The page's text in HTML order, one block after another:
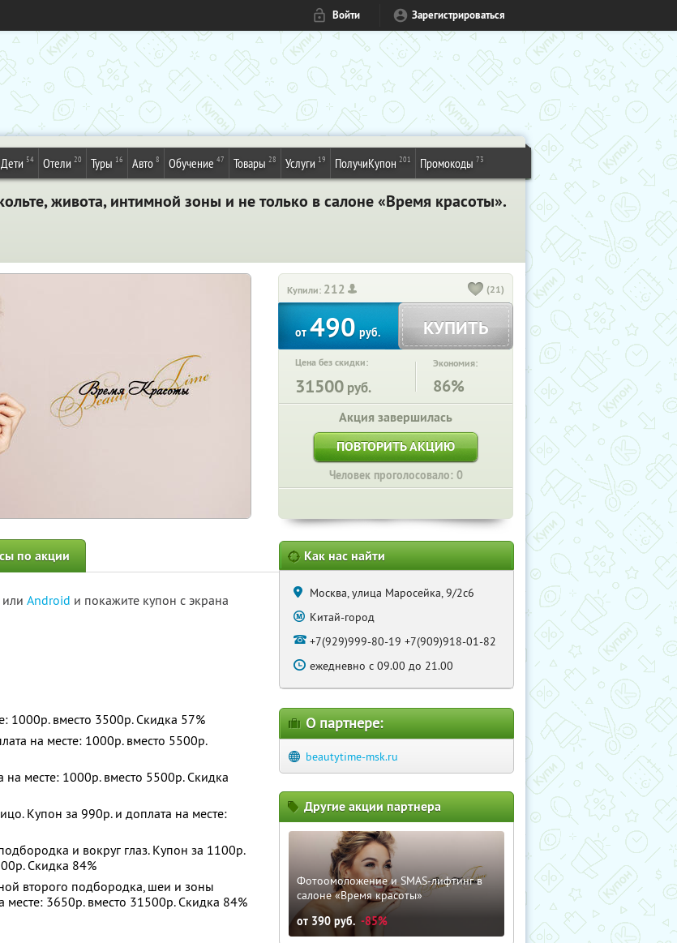
Войти Зарегистрироваться
Дети 54 Отели 20 Туры 16 Авто 8 Обучение 47 Товары 28 Услуги 19 ПолучиКупон 201 Промокоды 73
живота, интимной зоны и не только в салоне «Время красоты».
Купили: 212 (21)
от490руб. КУПИТЬ
Цена без скидки:
31500 руб.
Экономия:
86%
Акция завершилась
ПОВТОРИТЬ АКЦИЮ
Человек проголосовало: 0
по акции
или Android и покажите купон с экрана
1000р. вместо 3500р. Скидка 57%
на месте: 1000р. вместо 5500р.
месте: 1000р. вместо 5500р. Скидка
Купон за 990р. и доплата на месте:
и вокруг глаз. Купон за 1100р.
Скидка 84%
второго подбородка, шеи и зоны
месте: 3650р. вместо 31500р. Скидка 84%
Как нас найти
Москва, улица Маросейка, 9/2с6
Китай-город
+7(929)999-80-19 +7(909)918-01-82
ежедневно с 09.00 до 21.00
О партнере:
beautytime-msk.ru
Другие акции партнера
Фотоомоложение и SMAS-лифтинг в
салоне «Время красоты»
от 390 руб. -85%